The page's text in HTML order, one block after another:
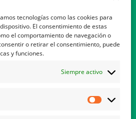
tecnologías como las cookies para
El consentimiento de estas
el comportamiento de navegación o
o retirar el consentimiento, puede
y funciones.
Siempre activo